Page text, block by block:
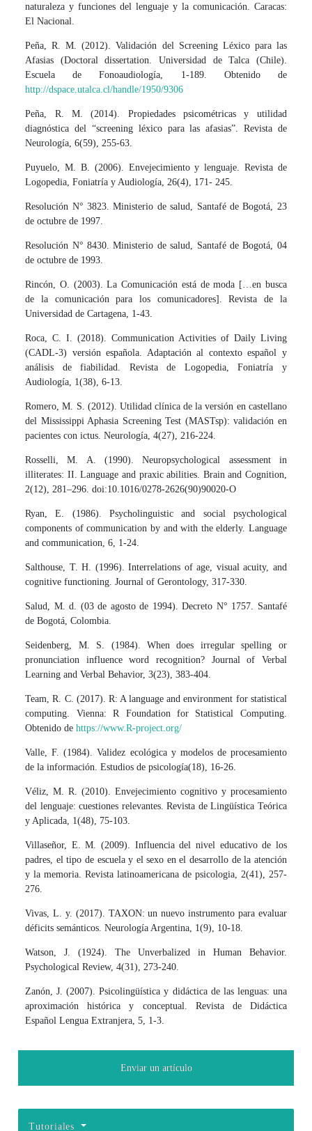
naturaleza y funciones del lenguaje y la comunicación. Caracas:
El Nacional.
Peña, R. M. (2012). Validación del Screening Léxico para las
Afasias (Doctoral dissertation. Universidad de Talca (Chile).
Escuela de Fonoaudiología, 1-189. Obtenido de
http://dspace.utalca.cl/handle/1950/9306
Peña, R. M. (2014). Propiedades psicométricas y utilidad
diagnóstica del “screening léxico para las afasias”. Revista de
Neurología, 6(59), 255-63.
Puyuelo, M. B. (2006). Envejecimiento y lenguaje. Revista de
Logopedia, Foniatría y Audiología, 26(4), 171- 245.
Resolución N° 3823. Ministerio de salud, Santafé de Bogotá, 23
de octubre de 1997.
Resolución N° 8430. Ministerio de salud, Santafé de Bogotá, 04
de octubre de 1993.
Rincón, O. (2003). La Comunicación está de moda […en busca
de la comunicación para los comunicadores]. Revista de la
Universidad de Cartagena, 1-43.
Roca, C. I. (2018). Communication Activities of Daily Living
(CADL-3) versión española. Adaptación al contexto español y
análisis de fiabilidad. Revista de Logopedia, Foniatría y
Audiología, 1(38), 6-13.
Romero, M. S. (2012). Utilidad clínica de la versión en castellano
del Mississippi Aphasia Screening Test (MASTsp): validación en
pacientes con ictus. Neurología, 4(27), 216-224.
Rosselli, M. A. (1990). Neuropsychological assessment in
illiterates: II. Language and praxic abilities. Brain and Cognition,
2(12), 281–296. doi:10.1016/0278-2626(90)90020-O
Ryan, E. (1986). Psycholinguistic and social psychological
components of communication by and with the elderly. Language
and communication, 6, 1-24.
Salthouse, T. H. (1996). Interrelations of age, visual acuity, and
cognitive functioning. Journal of Gerontology, 317-330.
Salud, M. d. (03 de agosto de 1994). Decreto N° 1757. Santafé
de Bogotá, Colombia.
Seidenberg, M. S. (1984). When does irregular spelling or
pronunciation influence word recognition? Journal of Verbal
Learning and Verbal Behavior, 3(23), 383-404.
Team, R. C. (2017). R: A language and environment for statistical
computing. Vienna: R Foundation for Statistical Computing.
Obtenido dehttps://www.R-project.org/
Valle, F. (1984). Validez ecológica y modelos de procesamiento
de la información. Estudios de psicología(18), 16-26.
Véliz, M. R. (2010). Envejecimiento cognitivo y procesamiento
del lenguaje: cuestiones relevantes. Revista de Lingüística Teórica
y Aplicada, 1(48), 75-103.
Villaseñor, E. M. (2009). Influencia del nivel educativo de los
padres, el tipo de escuela y el sexo en el desarrollo de la atención
y la memoria. Revista latinoamericana de psicologia, 2(41), 257-
276.
Vivas, L. y. (2017). TAXON: un nuevo instrumento para evaluar
déficits semánticos. Neurología Argentina, 1(9), 10-18.
Watson, J. (1924). The Unverbalized in Human Behavior.
Psychological Review, 4(31), 273-240.
Zanón, J. (2007). Psicolingüística y didáctica de las lenguas: una
aproximación histórica y conceptual. Revista de Didáctica
Español Lengua Extranjera, 5, 1-3.
Enviar un artículo
Tutoriales